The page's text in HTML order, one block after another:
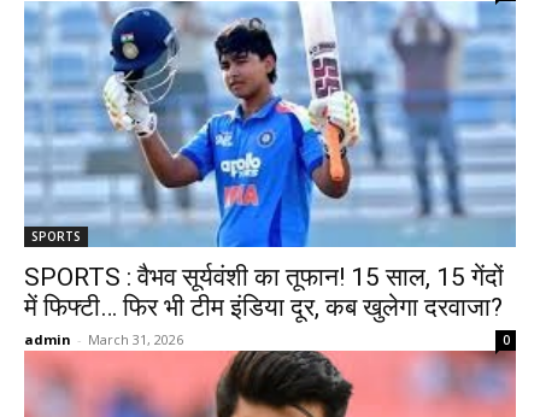
SPORTS
SPORTS : वैभव सूर्यवंशी का तूफान! 15 साल, 15 गेंदों
में फिफ्टी… फिर भी टीम इंडिया दूर, कब खुलेगा दरवाजा?
admin - March 31, 2026 0